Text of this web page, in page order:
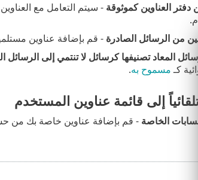
دفتر العناوين كموثوقة - سيتم التعامل مع
من الرسائل الصادرة - قم بإضافة عناوين
المعاد تصنيفها كرسائل لا تنتمي إلى الرسائل
كـمسموح به.
إلى قائمة عناوين المستخدم
الخاصة - قم بإضافة عناوين خاصة بك من